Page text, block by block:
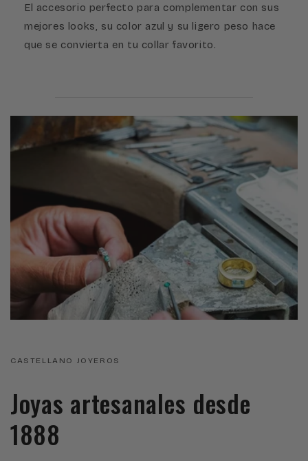
El accesorio perfecto para complementar con sus
mejores looks, su color azul y su ligero peso hace
que se convierta en tu collar favorito.
CASTELLANO JOYEROS
Joyas artesanales desde
1888